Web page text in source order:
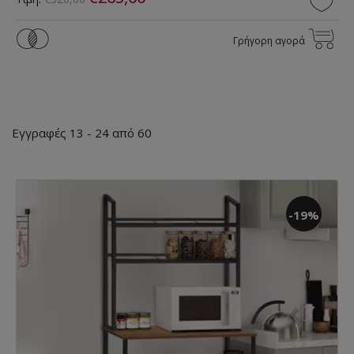
Γρήγορη αγορά
Εγγραφές 13 - 24 από 60
-19%